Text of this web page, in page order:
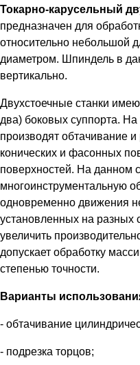
Токарно-карусельный
предназначен для
относительно небольшой
диаметром. Шпиндель в
вертикально.
Двухстоечные станки
два) боковых суппорта. На
производят обтачивание
конических и фасонных
поверхностей. На данном
многоинструментальную
одновременно движения
установленных на разных
увеличить
допускает обработку
степенью точности.
Варианты
- обтачивание
- подрезка торцов;